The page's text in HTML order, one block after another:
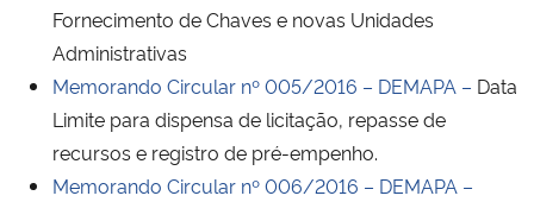
Fornecimento de Chaves e novas Unidades
Administrativas
Memorando Circular nº 005/2016 – DEMAPA – Data
Limite para dispensa de licitação, repasse de
recursos e registro de pré-empenho.
Memorando Circular nº 006/2016 – DEMAPA –